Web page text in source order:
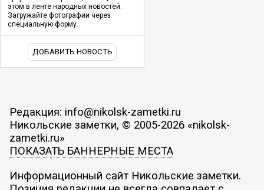
этом в ленте народных новостей.
Загружайте фотографии через
специальную форму.
ДОБАВИТЬ НОВОСТЬ
Редакция: info@nikolsk-zametki.ru
Никольские заметки, © 2005-2026 «nikolsk-
zametki.ru»
ПОКАЗАТЬ БАННЕРНЫЕ МЕСТА
Информационный сайт Никольские заметки.